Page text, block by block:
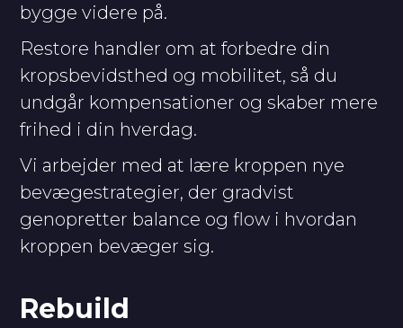
bygge videre på.
Restore handler om at forbedre din
kropsbevidsthed og mobilitet, så du
undgår kompensationer og skaber mere
frihed i din hverdag.
Vi arbejder med at lære kroppen nye
bevægestrategier, der gradvist
genopretter balance og flow i hvordan
kroppen bevæger sig.
Rebuild